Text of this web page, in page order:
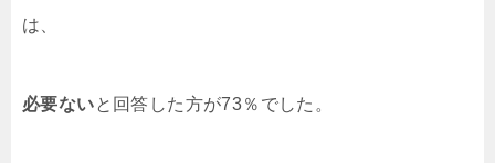
は、
必要ないと回答した方が73％でした。